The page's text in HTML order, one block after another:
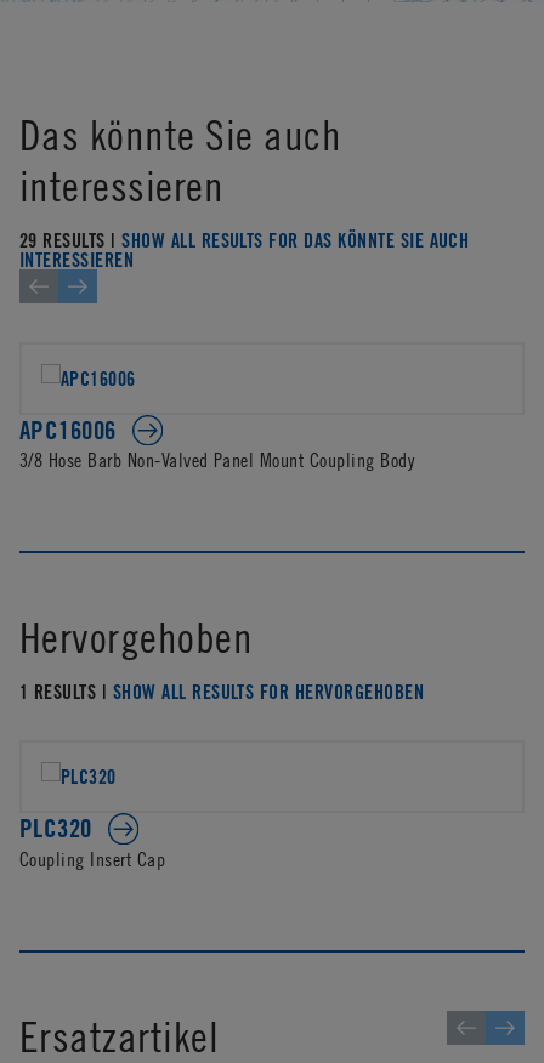
Das könnte Sie auch
interessieren
29 RESULTS |SHOW ALL RESULTS FOR DAS KÖNNTE SIE AUCH
INTERESSIEREN
APC16006
3/8 Hose Barb Non-Valved Panel Mount Coupling Body
Hervorgehoben
1 RESULTS | SHOW ALL RESULTS FOR HERVORGEHOBEN
PLC320
Coupling Insert Cap
Ersatzartikel